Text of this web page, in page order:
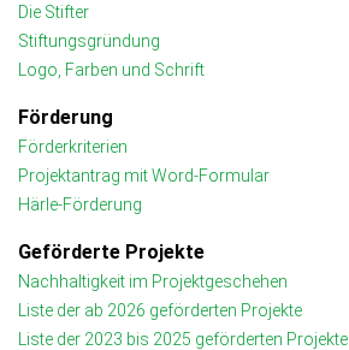
Die Stifter
Stiftungsgründung
Logo, Farben und Schrift
Förderung
Förderkriterien
Projektantrag mit Word-Formular
Härle-Förderung
Geförderte Projekte
Nachhaltigkeit im Projektgeschehen
Liste der ab 2026 geförderten Projekte
Liste der 2023 bis 2025 geförderten Projekte